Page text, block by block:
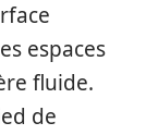
espaces
fluide.
de